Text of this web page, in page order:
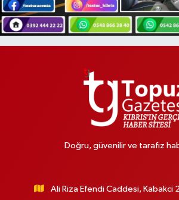
Doğru, güvenilir ve tarafız
Ali Riza Efendi Caddesi, Kabakci